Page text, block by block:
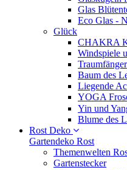
Glas
Eco Glas -
Glück
CHAKRA
Windspiele
Traumfänger
Baum des
Liegende
YOGA
Yin und
Blume des
Rost Deko
Gartendeko Rost
Themenwelten
Gartenstecker